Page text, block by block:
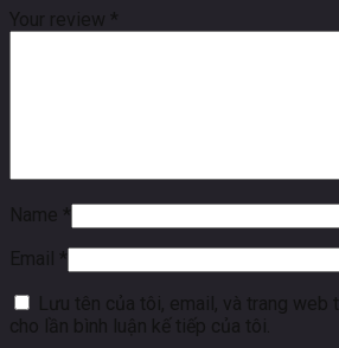
Your review *
Name *
Email *
Lưu tên của tôi, email, và trang web
cho lần bình luận kế tiếp của tôi.